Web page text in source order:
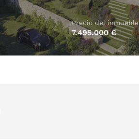
Precio del inmueble
7.495.000€